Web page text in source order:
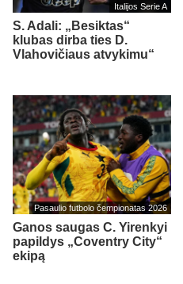
Italijos Serie A
S. Adali: „Besiktas“
klubas dirba ties D.
Vlahovičiaus atvykimu“
Pasaulio futbolo čempionatas 2026
Ganos saugas C. Yirenkyi
papildys „Coventry City“
ekipą